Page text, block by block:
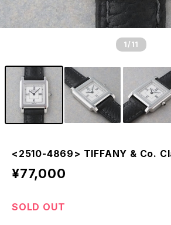
1 /11
<2510-4869> TIFFANY & Co.
¥77,000
SOLD OUT